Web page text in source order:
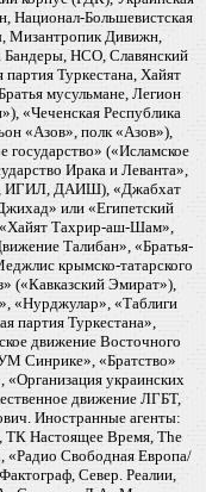
Национал-Большевистская
Мизантропик Дивижн,
Бандеры, НСО, Славянский
Туркестана, Хайят
мусульмане, Легион
«Чеченская Республика
«Азов», полк «Азов»),
(«Исламское
Ирака и Леванта»,
ИГИЛ, ДАИШ), «Джабхат
или «Египетский
Тахрир-аш-Шам»,
Талибан», «Братья-
крымско-татарского
(«Кавказский Эмират»),
«Нурджулар», «Таблиги
партия Туркестана»,
движение Восточного
Синрике», «Братство»
украинских
движение ЛГБТ,
Иностранные агенты:
ТК Настоящее Время, The
«Радио Свободная Европа/
Север. Реалии,